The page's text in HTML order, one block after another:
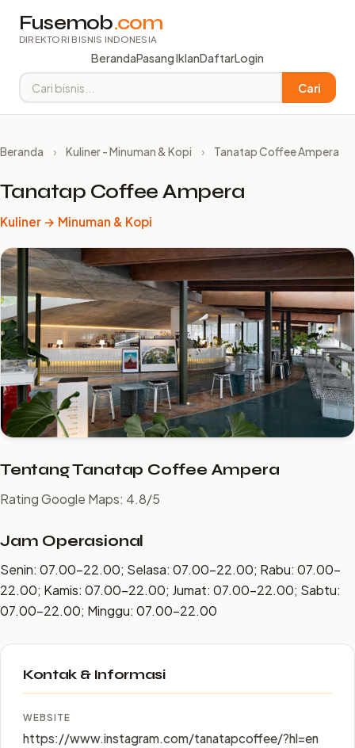
Fusemob.com
DIREKTORI BISNIS INDONESIA
BerandaPasang IklanDaftarLogin
Cari
Beranda › Kuliner - Minuman & Kopi › Tanatap Coffee Ampera
Tanatap Coffee Ampera
Kuliner → Minuman & Kopi
Tentang Tanatap Coffee Ampera
Rating Google Maps: 4.8/5
Jam Operasional
Senin: 07.00–22.00; Selasa: 07.00–22.00; Rabu: 07.00–
22.00; Kamis: 07.00–22.00; Jumat: 07.00–22.00; Sabtu:
07.00–22.00; Minggu: 07.00–22.00
Kontak & Informasi
WEBSITE
https://www.instagram.com/tanatapcoffee/?hl=en